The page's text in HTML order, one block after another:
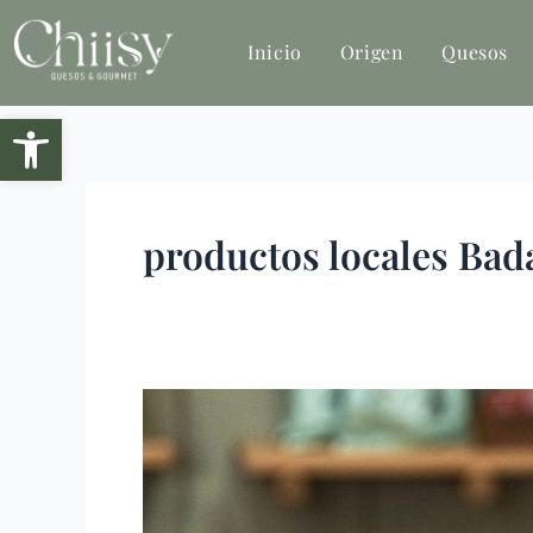
Abrir barra de herramientas
contenido
Inicio Origen Quesos
productos locales
del
queso: